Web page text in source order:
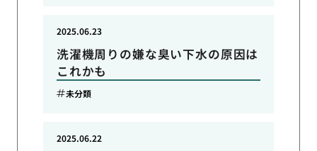
洗濯機周りの嫌な臭い下水の原因は
これかも
2025.06.23
未分類
2025.06.22